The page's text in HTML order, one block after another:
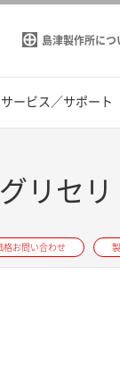
島津製作所につ
サービス／サポート
リセ
格お問い合わせ